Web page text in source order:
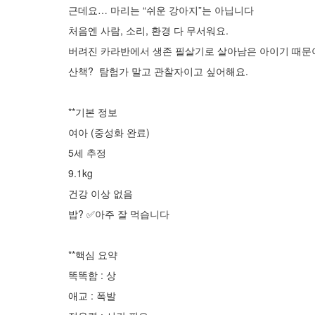
근데요… 마리는 “쉬운 강아지”는 아닙니다
처음엔 사람, 소리, 환경 다 무서워요.
버려진 카라반에서 생존 필살기로 살아남은 아이기 때
산책? 탐험가 말고 관찰자이고 싶어해요.
**기본 정보
여아 (중성화 완료)
5세 추정
9.1kg
건강 이상 없음
밥? ✅️아주 잘 먹습니다
**핵심 요약
똑똑함 : 상
애교 : 폭발